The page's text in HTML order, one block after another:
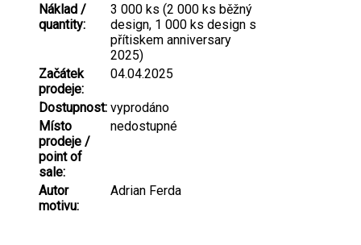
Náklad /
quantity:
3 000 ks (2 000 ks běžný
design, 1 000 ks design s
přítiskem anniversary
2025)
Začátek
prodeje:
04.04.2025
Dostupnost: vyprodáno
Místo
prodeje /
point of
sale:
nedostupné
Autor
motivu:
Adrian Ferda